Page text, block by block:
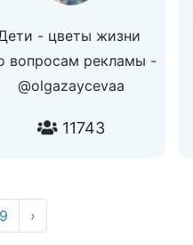
- цветы жизни
вопросам рекламы -
@olgazaycevaa
11743
›